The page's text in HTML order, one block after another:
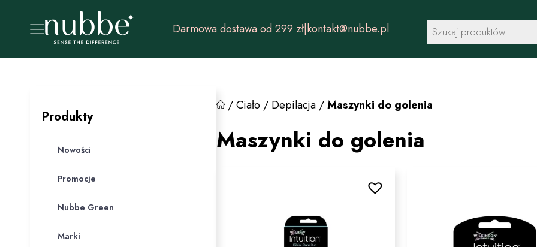
Darmowa dostawa od 299 zł|kontakt@nubbe.pl Wyszukiwarka
produktów
Produkty
Nowości
Promocje
Nubbe Green
Marki
/Ciało / Depilacja /Maszynki do golenia
Maszynki do golenia